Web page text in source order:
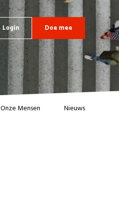
Login Doe mee
Onze Mensen Nieuws